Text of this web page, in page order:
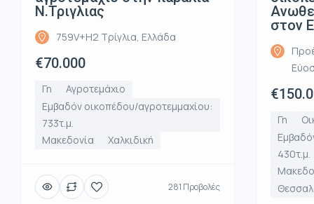
Ν.Τριγλιας
759V+H2 Τρίγλια, Ελλάδα
€70.000
Γη
Αγροτεμάχιο
Εμβαδόν οικοπέδου/αγροτεμμαχίου:
733τ.μ.
Μακεδονία
Χαλκιδική
281 Προβολές
στον
Γη
430τ.μ.